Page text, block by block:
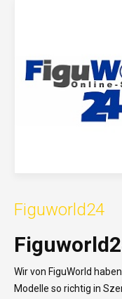
Figuworld24
Wir von FiguWorld
Modelle so richtig in